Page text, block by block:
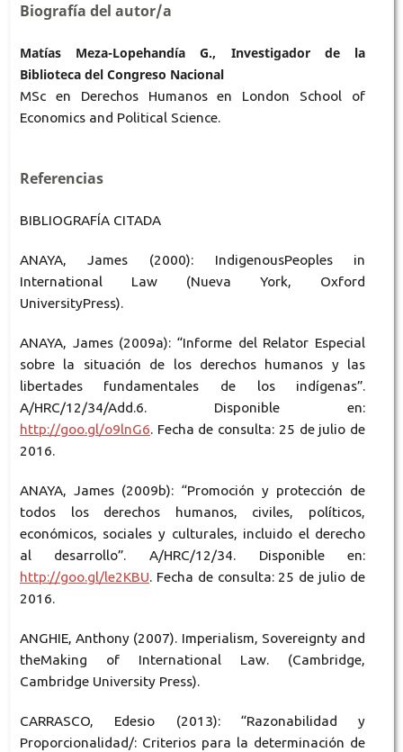
Biografía del autor/a
Matías Meza-Lopehandía G., Investigador de la
Biblioteca del Congreso Nacional
MSc en Derechos Humanos en London School of
Economics and Political Science.
Referencias
BIBLIOGRAFÍA CITADA
ANAYA, James (2000): IndigenousPeoples in
International Law (Nueva York, Oxford
UniversityPress).
ANAYA, James (2009a): “Informe del Relator Especial
sobre la situación de los derechos humanos y las
libertades fundamentales de los indígenas”.
A/HRC/12/34/Add.6. Disponible en:
http://goo.gl/o9lnG6. Fecha de consulta: 25 de julio de
2016.
ANAYA, James (2009b): “Promoción y protección de
todos los derechos humanos, civiles, políticos,
económicos, sociales y culturales, incluido el derecho
al desarrollo”. A/HRC/12/34. Disponible en:
http://goo.gl/le2KBU. Fecha de consulta: 25 de julio de
2016.
ANGHIE, Anthony (2007). Imperialism, Sovereignty and
theMaking of International Law. (Cambridge,
Cambridge University Press).
CARRASCO, Edesio (2013): “Razonabilidad y
Proporcionalidad/: Criterios para la determinación de